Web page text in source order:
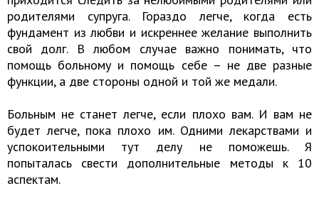
родителями супруга. Гораздо легче, когда есть
фундамент из любви и искреннее желание выполнить
свой долг. В любом случае важно понимать, что
помощь больному и помощь себе – не две разные
функции, а две стороны одной и той же медали.
Больным не станет легче, если плохо вам. И вам не
будет легче, пока плохо им. Одними лекарствами и
успокоительными тут делу не поможешь. Я
попыталась свести дополнительные методы к 10
аспектам.